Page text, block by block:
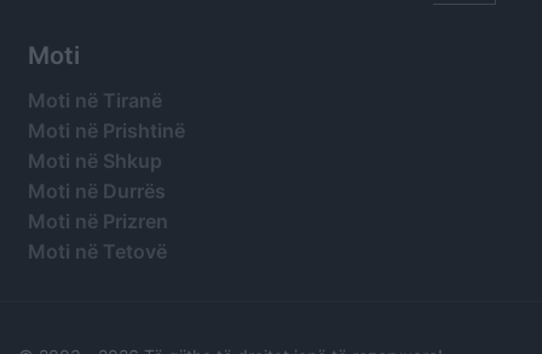
Moti
Moti në Tiranë
Moti në Prishtinë
Moti në Shkup
Moti në Durrës
Moti në Prizren
Moti në Tetovë